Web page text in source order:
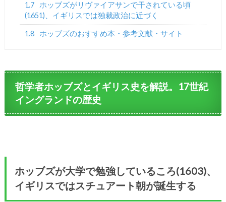
1.7
ホッブズがリヴァイアサンで干されている頃
(1651)、イギリスでは独裁政治に近づく
1.8 ホッブズのおすすめ本・参考文献・サイト
哲学者ホッブズとイギリス史を解説。17世紀
イングランドの歴史
ホッブズが大学で勉強しているころ(1603)、
イギリスではスチュアート朝が誕生する